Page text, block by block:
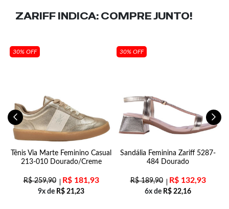
ZARIFF INDICA: COMPRE JUNTO!
30% OFF
Tênis Via Marte Feminino Casual
213-010 Dourado/Creme
R$259,90 R$181,93
9x de R$ 21,23
30% OFF
Sandália Feminina Zariff 5287-
484 Dourado
R$189,90 R$132,93
6x de R$ 22,16